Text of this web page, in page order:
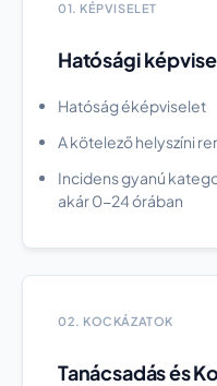
01. KÉPVISELET
Hatósági
Hatóság éképviselet
A kötelező helyszíni
Incidens gyanú
akár 0-24 órában
02. KOCKÁZATOK
Tanácsadás és